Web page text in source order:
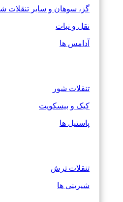
گز، سوهان و سایر تنقلات
نقل و نبات
آدامس ها
تنقلات شور
کیک و بیسکویت
پاستیل ها
تنقلات ترش
شیرینی ها